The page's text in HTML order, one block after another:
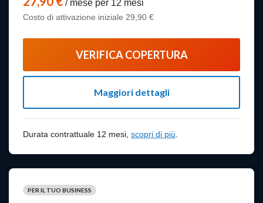
/ mese per 12 mesi
Costo di attivazione iniziale 29,90 €
VERIFICA COPERTURA
Maggiori dettagli
Durata contrattuale 12 mesi, scopri di più.
PER IL TUO BUSINESS